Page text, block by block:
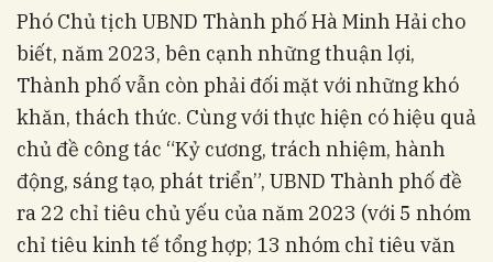
Phó Chủ tịch UBND Thành phố Hà Minh Hải cho
biết, năm 2023, bên cạnh những thuận lợi,
Thành phố vẫn còn phải đối mặt với những khó
khăn, thách thức. Cùng với thực hiện có hiệu quả
chủ đề công tác “Kỷ cương, trách nhiệm, hành
động, sáng tạo, phát triển”, UBND Thành phố đề
ra 22 chỉ tiêu chủ yếu của năm 2023 (với 5 nhóm
chỉ tiêu kinh tế tổng hợp; 13 nhóm chỉ tiêu văn